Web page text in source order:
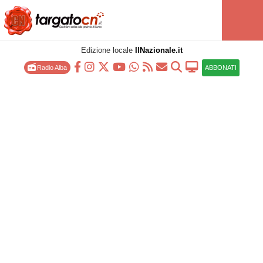
Edizione locale IlNazionale.it
Radio Alba ABBONATI